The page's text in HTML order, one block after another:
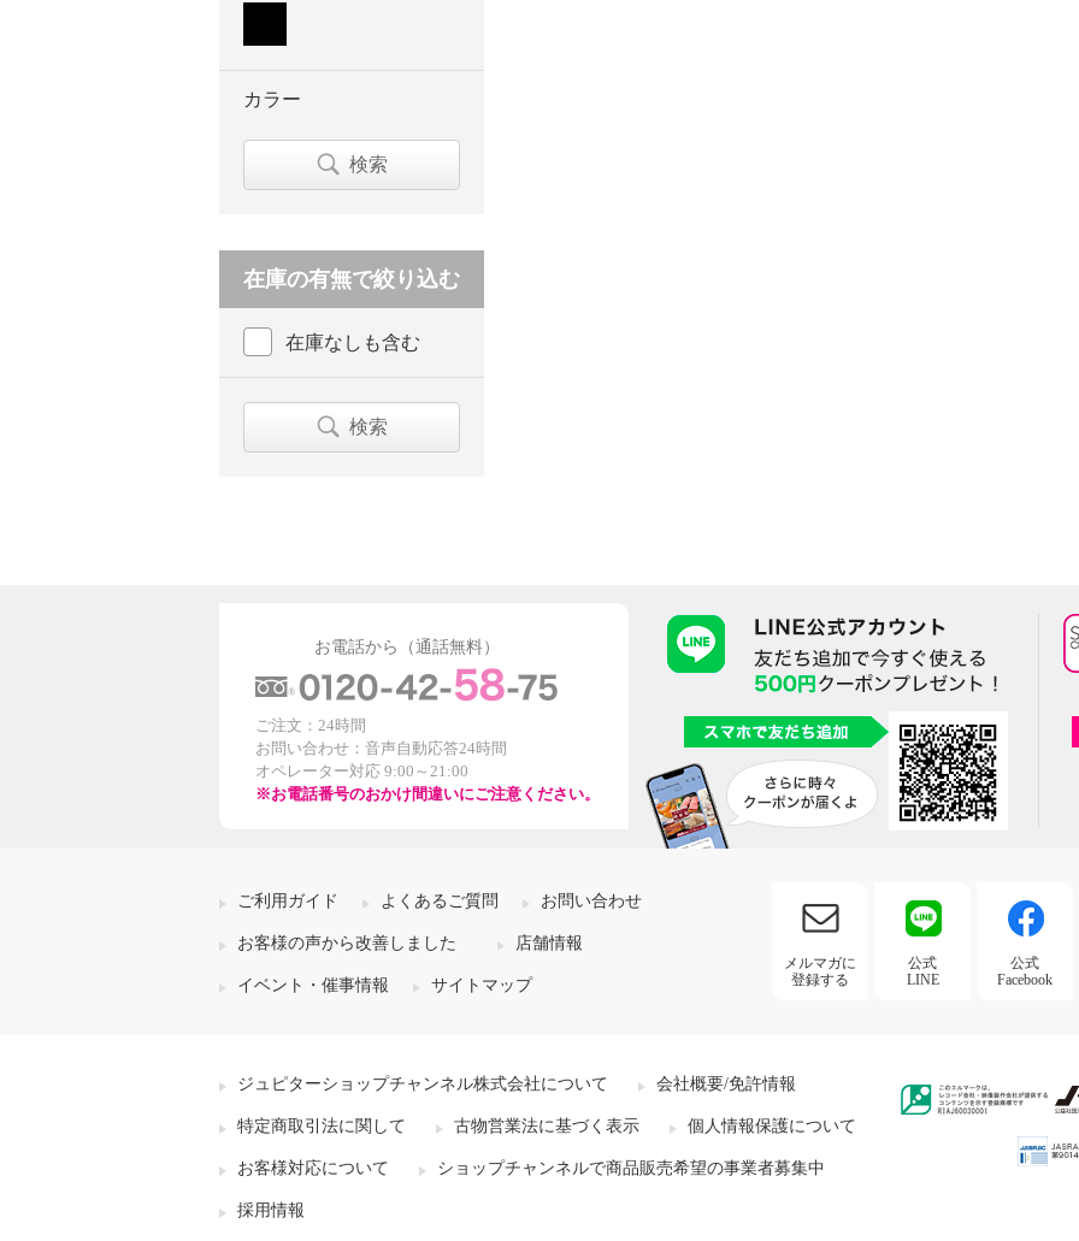
カラー
検索
在庫の有無で絞り込む
在庫なしも含む
検索
お電話から（通話無料）
ご注文：24時間
お問い合わせ：音声自動応答24時間
オペレーター対応 9:00～21:00
※お電話番号のおかけ間違いにご注意ください。
ご利用ガイド よくあるご質問 お問い合わせ
お客様の声から改善しました 店舗情報
イベント・催事情報 サイトマップ
メルマガに
登録する
公式
LINE
公式
Facebook
ジュピターショップチャンネル株式会社について 会社概要/免許情報
特定商取引法に関して 古物営業法に基づく表示 個人情報保護について
お客様対応について ショップチャンネルで商品販売希望の事業者募集中
採用情報